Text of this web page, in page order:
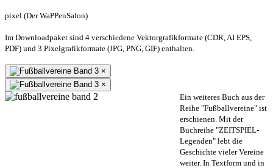
pixel (Der WaPPenSalon)
Im Downloadpaket sind 4 verschiedene Vektorgrafikformate (CDR, AI EPS,
PDF) und 3 Pixelgrafikformate (JPG, PNG, GIF) enthalten.
×
×
Ein weiteres Buch aus der
Reihe "Fußballvereine" ist
erschienen. Mit der
Buchreihe "ZEITSPIEL-
Legenden" lebt die
Geschichte vieler Vereine
weiter. In Textform und in